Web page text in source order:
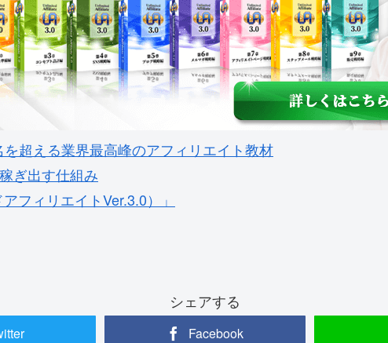
超える業界最高峰のアフィリエイト教材
ぎ出す仕組み
フィリエイトVer.3.0）」
シェアする
Facebook